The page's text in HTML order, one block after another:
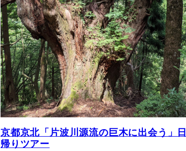
京都京北「片波川源流の巨木に出会う」日
帰りツアー